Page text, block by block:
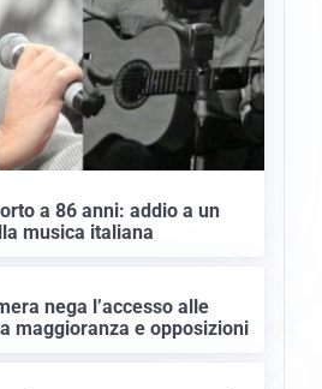
a 86 anni: addio a un
musica italiana
nega l’accesso alle
maggioranza e opposizioni